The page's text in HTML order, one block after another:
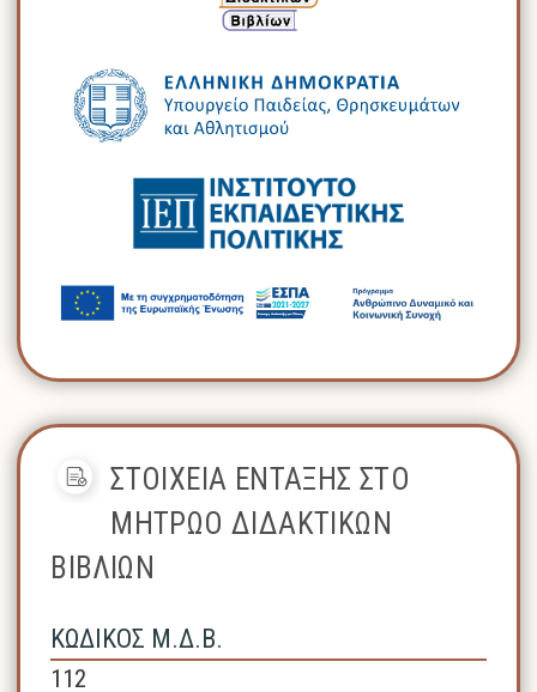
ΣΤΟΙΧΕΙΑ ΕΝΤΑΞΗΣ ΣΤΟ
ΜΗΤΡΩΟ ΔΙΔΑΚΤΙΚΩΝ
ΒΙΒΛΙΩΝ
ΚΩΔΙΚΟΣ Μ.Δ.Β.
112